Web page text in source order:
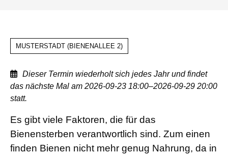
MUSTERSTADT (BIENENALLEE 2)
Dieser Termin wiederholt sich jedes Jahr und findet
das nächste Mal am 2026-09-23 18:00–2026-09-29 20:00
statt.
Grüne
Woche
im
Es gibt viele Faktoren, die für das
Bienensterben verantwortlich sind. Zum einen
finden Bienen nicht mehr genug Nahrung, da in